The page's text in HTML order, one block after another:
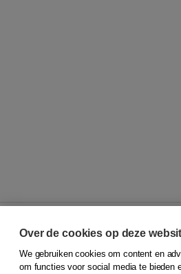
© 2026Koninklijke Boom uitgevers
Over de cookies op deze
We gebruiken cookies om content en
om functies voor social media te bieden